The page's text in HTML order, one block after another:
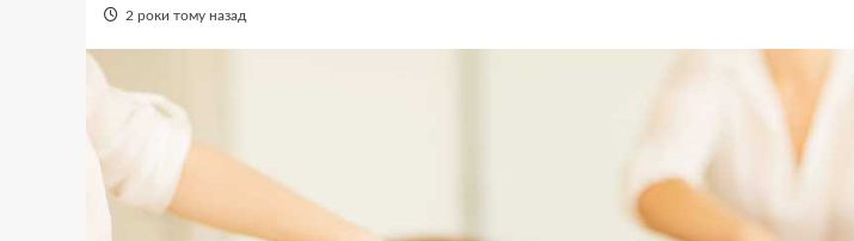
2 роки тому назад